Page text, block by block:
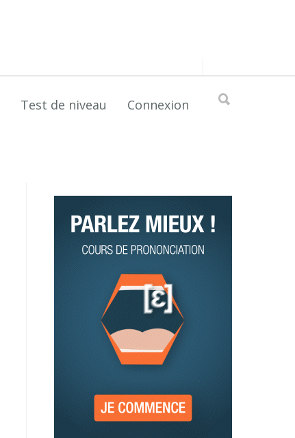
Test de niveau Connexion